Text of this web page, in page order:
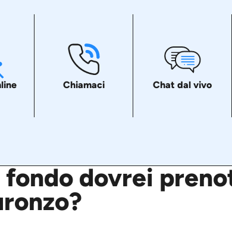
Chiamaci Chat dal vivo
dovrei